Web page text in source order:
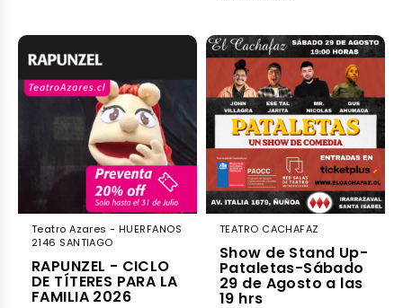
Teatro Azares - HUERFANOS
2146 SANTIAGO
RAPUNZEL - CICLO
DE TÍTERES PARA LA
FAMILIA 2026
TEATRO CACHAFAZ
Show de Stand Up-
Pataletas-Sábado
29 de Agosto a las
19 hrs